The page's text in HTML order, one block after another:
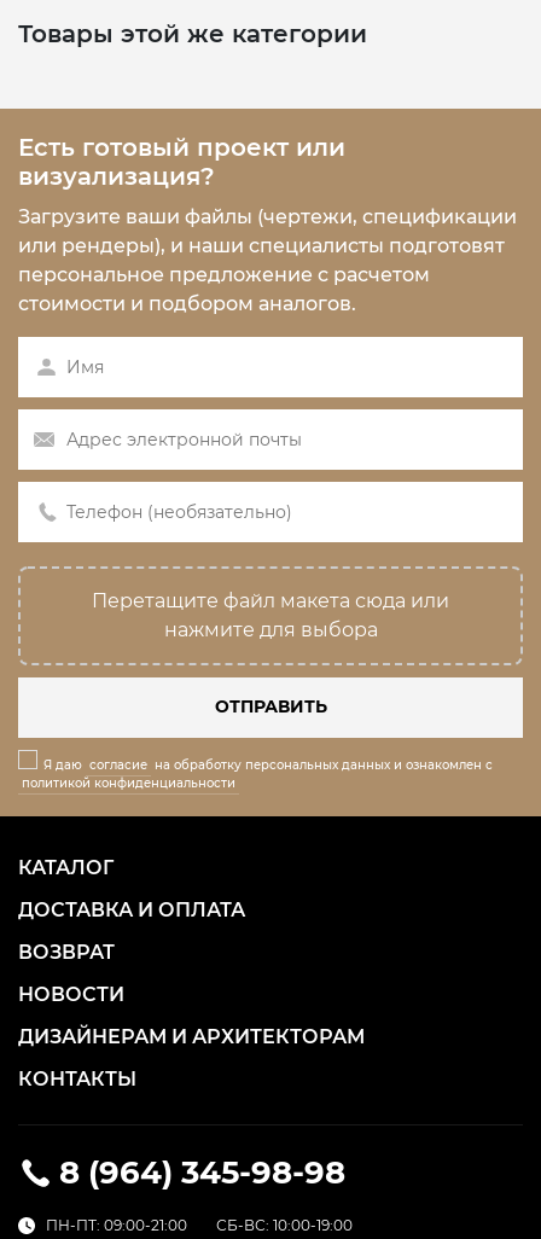
Товары этой же категории
Есть готовый проект или
визуализация?
Загрузите ваши файлы (чертежи, спецификации
или рендеры), и наши специалисты подготовят
персональное предложение с расчетом
стоимости и подбором аналогов.
Перетащите файл макета сюда или
нажмите для выбора
ОТПРАВИТЬ
Я даю согласие на обработку персональных данных и ознакомлен с
политикой конфиденциальности
8 (964) 345-98-98
ПН-ПТ: 09:00-21:00 СБ-ВС: 10:00-19:00
КАТАЛОГ
ДОСТАВКА И ОПЛАТА
ВОЗВРАТ
НОВОСТИ
ДИЗАЙНЕРАМ И АРХИТЕКТОРАМ
КОНТАКТЫ